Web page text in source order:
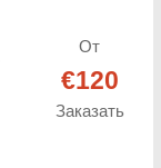
От
€120
Заказать